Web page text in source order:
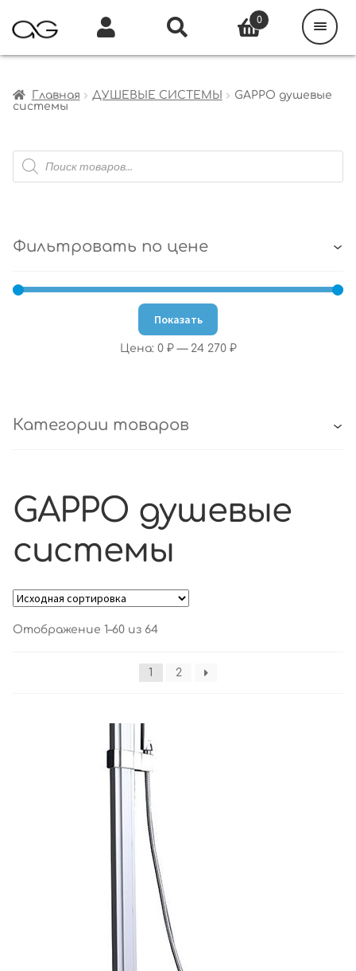
Главная ДУШЕВЫЕ СИСТЕМЫ
GAPPO душевые
системы
Поиск
товаров
Фильтровать по цене
Показать
Цена: 0 ₽— 24 270 ₽
Категории товаров
GAPPO душевые
системы
Отображение 1–60 из 64
1 2
0